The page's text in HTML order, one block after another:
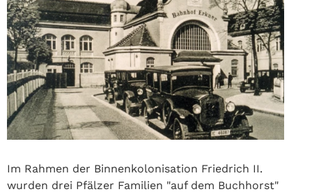
Im Rahmen der Binnenkolonisation Friedrich II.
wurden drei Pfälzer Familien "auf dem Buchhorst"